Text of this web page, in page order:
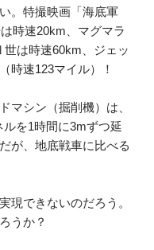
。特撮映画「海底軍
時速20km、マグマラ
は時速60km、ジェッ
時速123マイル）！
マシン（掘削機）は、
を1時間に3mずつ延
が、地底戦車に比べる
現できないのだろう。
うか？